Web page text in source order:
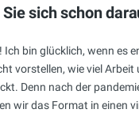
sich schon
Ich bin glücklich, wenn es
vorstellen, wie viel Arbeit
Denn nach der
wir das Format in einen